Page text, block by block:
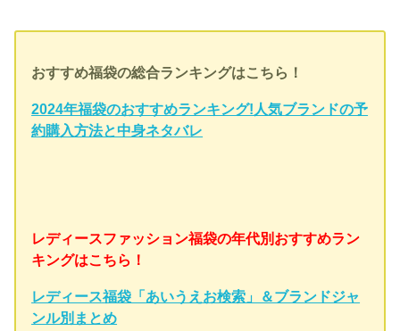
おすすめ福袋の総合ランキングはこちら！
2024年福袋のおすすめランキング!人気ブランドの予
約購入方法と中身ネタバレ
レディースファッション福袋の年代別おすすめラン
キングはこちら！
レディース福袋「あいうえお検索」＆ブランドジャ
ンル別まとめ